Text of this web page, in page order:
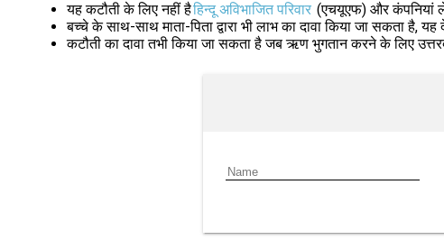
यह कटौती के लिए नहीं हैहिन्दू अविभाजित परिवार (एचयूएफ) और कंपनियां
बच्चे के साथ-साथ माता-पिता द्वारा भी लाभ का दावा किया जा सकता है, यह
कटौती का दावा तभी किया जा सकता है जब ऋण भुगतान करने के लिए